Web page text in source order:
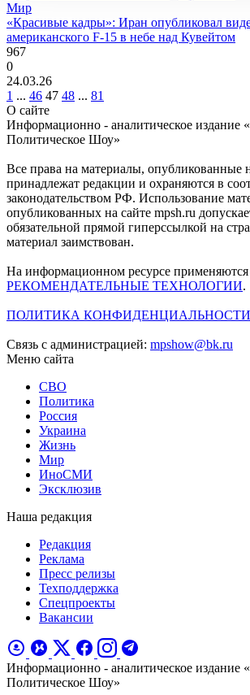
Мир
«Красивые кадры»: Иран опубликовал
американского F-15 в небе над Кувейтом
967
0
24.03.26
1 ... 46 47 48 ... 81
О сайте
Информационно - аналитическое издание
Политическое Шоу»
Все права на материалы, опубликованные
принадлежат редакции и охраняются в
законодательством РФ. Использование
опубликованных на сайте mpsh.ru
обязательной прямой гиперссылкой на
материал заимствован.
На информационном ресурсе применяются
РЕКОМЕНДАТЕЛЬНЫЕ ТЕХНОЛОГИИ.
ПОЛИТИКА КОНФИДЕНЦИАЛЬНОСТИ
Связь с администрацией: mpshow@bk.ru
Меню сайта
СВО
Политика
Россия
Украина
Жизнь
Мир
ИноСМИ
Эксклюзив
Наша редакция
Редакция
Реклама
Пресс релизы
Техподдержка
Спецпроекты
Вакансии
Информационно - аналитическое издание
Политическое Шоу»